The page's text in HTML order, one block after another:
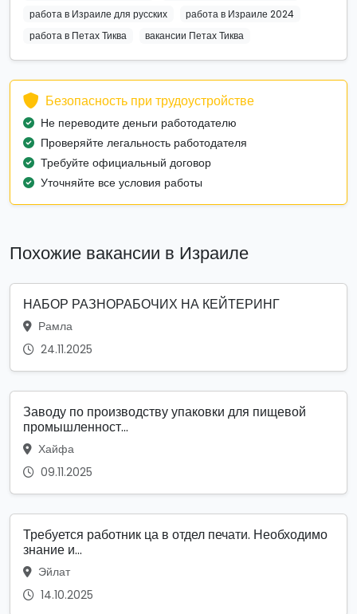
работа в Израиле для русских
работа в Израиле 2024
работа в Петах Тиква
вакансии Петах Тиква
Безопасность при трудоустройстве
Не переводите деньги работодателю
Проверяйте легальность работодателя
Требуйте официальный договор
Уточняйте все условия работы
Похожие вакансии в Израиле
НАБОР РАЗНОРАБОЧИХ НА КЕЙТЕРИНГ
Рамла
24.11.2025
Заводу по производству упаковки для пищевой
промышленност...
Хайфа
09.11.2025
Требуется работник ца в отдел печати. Необходимо
знание и...
Эйлат
14.10.2025